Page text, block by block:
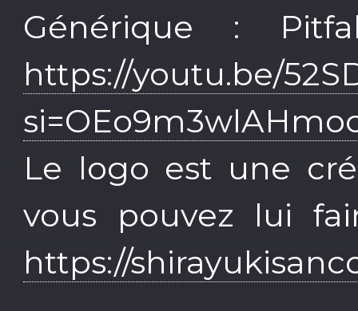
Générique :
https://youtu.be/
Le logo est une
vous pouvez lui
https://